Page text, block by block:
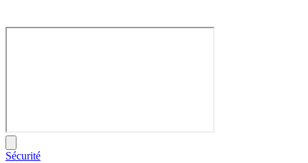
Sécurité